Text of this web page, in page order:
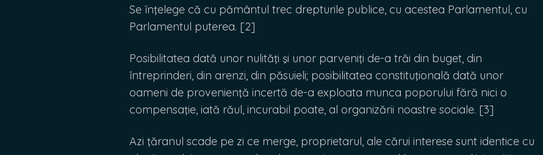
Se înţelege că cu pământul trec drepturile publice, cu acestea Parlamentul, cu
Parlamentul puterea. [2]
Posibilitatea dată unor nulităţi şi unor parveniţi de-a trăi din buget, din
întreprinderi, din arenzi, din păsuieli; posibilitatea constituţională dată unor
oameni de provenienţă incertă de-a exploata munca poporului fără nici o
compensaţie, iată răul, incurabil poate, al organizării noastre sociale. [3]
Azi ţăranul scade pe zi ce merge, proprietarul, ale cărui interese sunt identice cu